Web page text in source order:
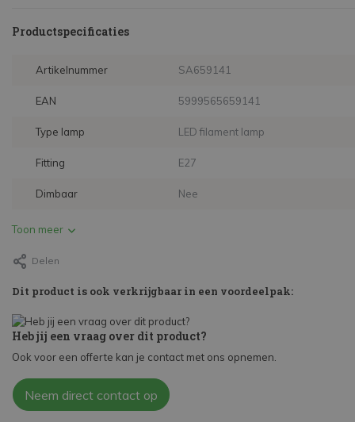
Productspecificaties
Artikelnummer SA659141
EAN 5999565659141
Type lamp LED filament lamp
Fitting E27
Dimbaar Nee
Toon meer
Delen
Dit product is ook verkrijgbaar in een voordeelpak:
Heb jij een vraag over dit product?
Ook voor een offerte kan je contact met ons opnemen.
Neem direct contact op